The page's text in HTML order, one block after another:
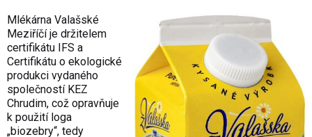
Mlékárna Valašské
Meziříčí je držitelem
certifikátu IFS a
Certifikátu o ekologické
produkci vydaného
společností KEZ
Chrudim, což opravňuje
k použití loga
„biozebry“, tedy